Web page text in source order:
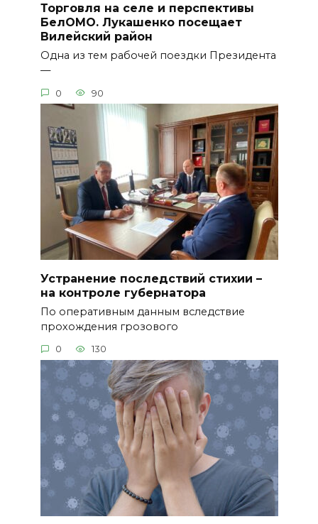
Торговля на селе и перспективы
БелОМО. Лукашенко посещает
Вилейский район
Одна из тем рабочей поездки Президента
—
0 90
Устранение последствий стихии –
на контроле губернатора
По оперативным данным вследствие
прохождения грозового
0 130